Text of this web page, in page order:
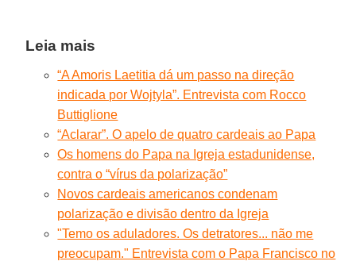
Leia mais
“A Amoris Laetitia dá um passo na direção
indicada por Wojtyla”. Entrevista com Rocco
Buttiglione
“Aclarar”. O apelo de quatro cardeais ao Papa
Os homens do Papa na Igreja estadunidense,
contra o “vírus da polarização”
Novos cardeais americanos condenam
polarização e divisão dentro da Igreja
"Temo os aduladores. Os detratores... não me
preocupam." Entrevista com o Papa Francisco no